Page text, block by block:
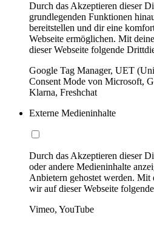
Durch das Akzeptieren dieser
grundlegenden Funktionen
bereitstellen und dir eine
Webseite ermöglichen. Mit
dieser Webseite folgende
Google Tag Manager, UET
Consent Mode von Microsoft,
Klarna, Freshchat
Externe Medieninhalte
Durch das Akzeptieren dieser
oder andere Medieninhalte
Anbietern gehostet werden.
wir auf dieser Webseite
Vimeo, YouTube